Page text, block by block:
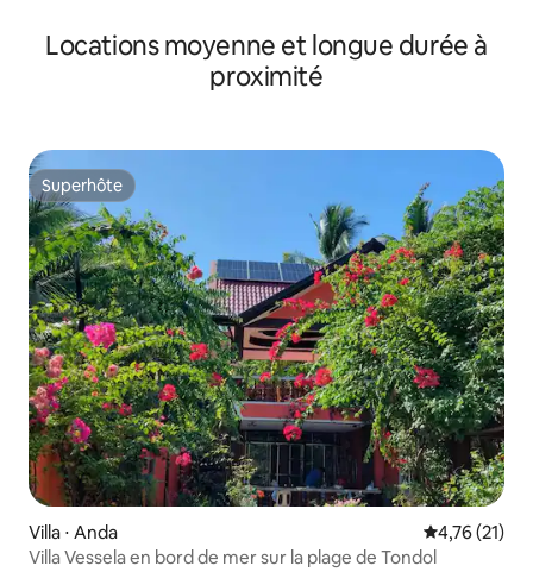
Locations moyenne et longue durée à
proximité
Superhôte
Superhôte
Villa ⋅ Anda Évaluation
4,76 (21)
Villa Vessela en bord de mer sur la plage de Tondol